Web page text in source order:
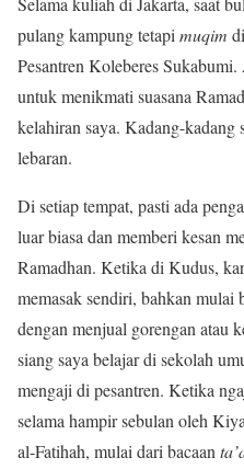
pulang kampung tetapi muqim
Pesantren Koleberes
untuk menikmati suasana
kelahiran saya. Kadang-kadang
lebaran.
Di setiap tempat, pasti ada
luar biasa dan memberi kesan
Ramadhan. Ketika di Kudus,
memasak sendiri, bahkan mulai
dengan menjual gorengan atau
siang saya belajar di sekolah
mengaji di pesantren. Ketika
selama hampir sebulan oleh
al-Fatihah, mulai dari bacaan